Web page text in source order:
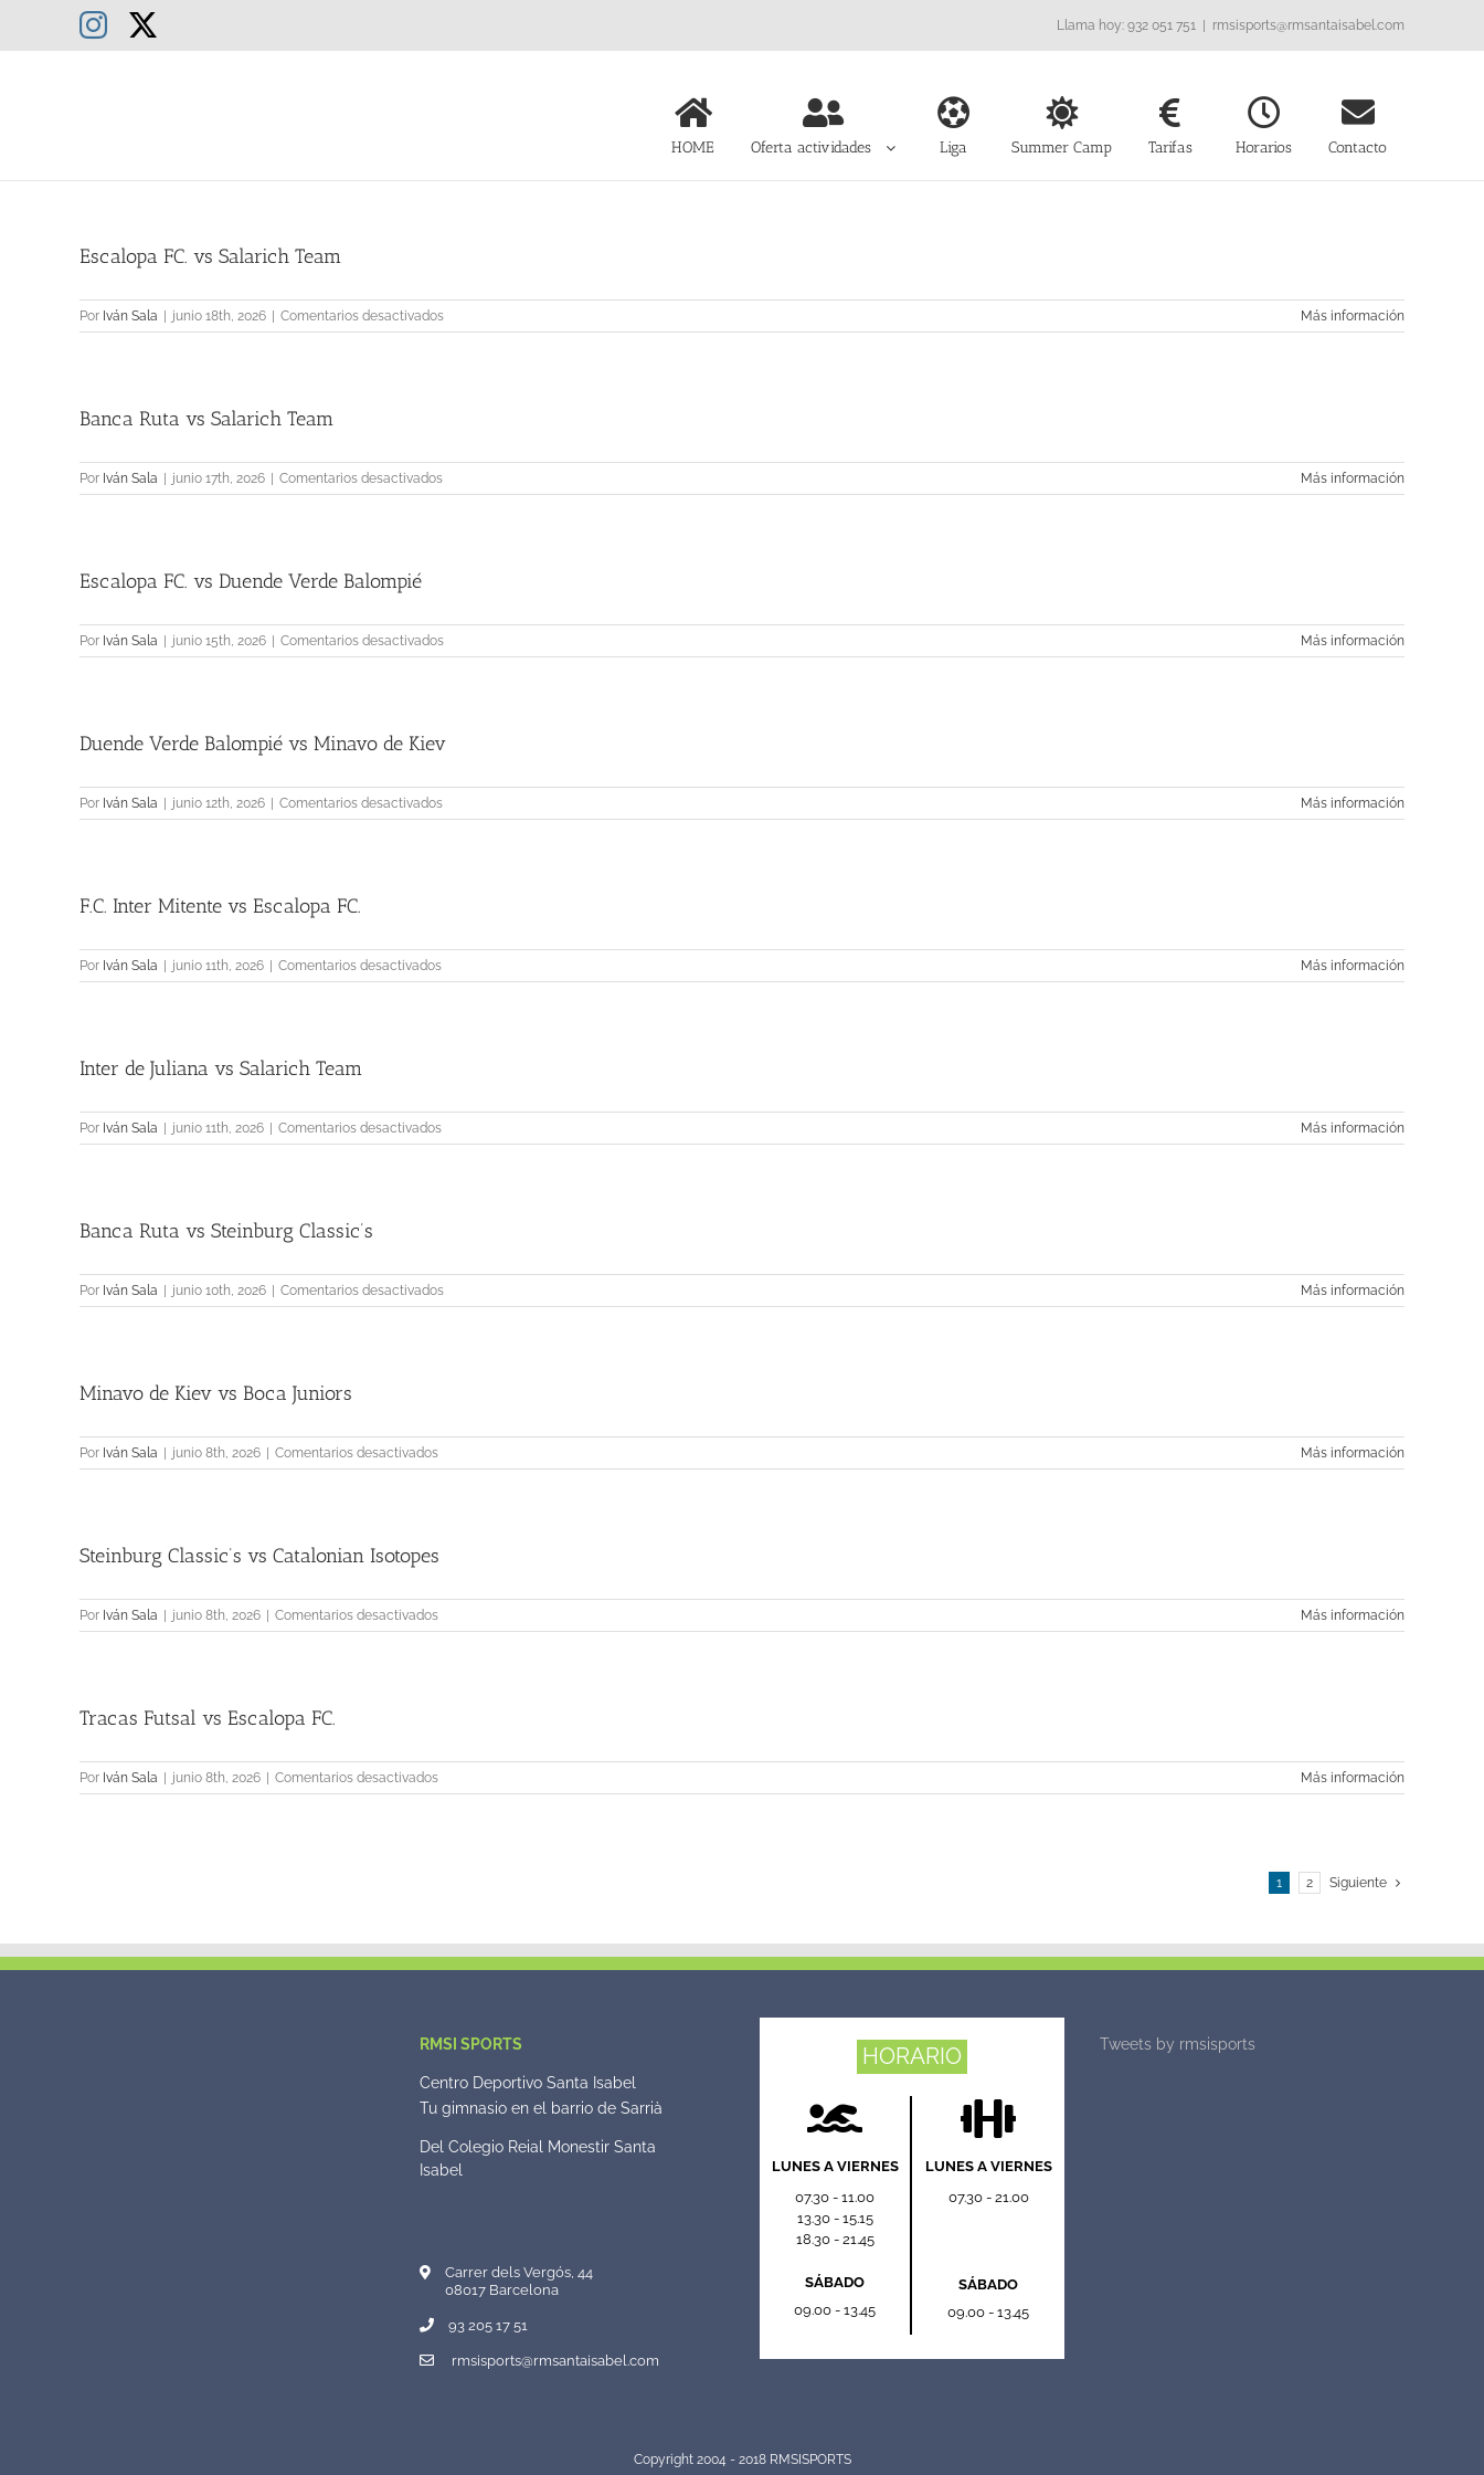
contenido
Llama hoy: 932 051 751 | rmsisports@rmsantaisabel.com
Instagram
HOME Oferta actividades Liga Summer Camp Tarifas Horarios Contacto
Escalopa FC. vs Salarich Team
Por Iván Sala | junio 18th, 2026 | Comentarios desactivadosen
Escalopa
Más información
Banca Ruta vs Salarich Team
Por Iván Sala | junio 17th, 2026 | Comentarios desactivadosen
Banca
Más información
Escalopa FC. vs Duende Verde Balompié
Por Iván Sala | junio 15th, 2026 | Comentarios desactivadosen
Escalopa
Verde
Más información
Duende Verde Balompié vs Minavo de Kiev
Por Iván Sala | junio 12th, 2026 | Comentarios desactivadosen
Duende
Más información
F.C. Inter Mitente vs Escalopa FC.
Por Iván Sala | junio 11th, 2026 | Comentarios desactivadosen
F.C.
Más información
Inter de Juliana vs Salarich Team
Por Iván Sala | junio 11th, 2026 | Comentarios desactivadosen
Inter
Más información
Banca Ruta vs Steinburg Classic’s
Por Iván Sala | junio 10th, 2026 | Comentarios desactivadosen
Banca
Más información
Minavo de Kiev vs Boca Juniors
Por Iván Sala | junio 8th, 2026 | Comentarios desactivadosen
Minavo
Boca
Más información
Steinburg Classic’s vs Catalonian Isotopes
Por Iván Sala | junio 8th, 2026 | Comentarios desactivadosen
Steinburg
Más información
Tracas Futsal vs Escalopa FC.
Por Iván Sala | junio 8th, 2026 | Comentarios desactivadosen
Tracas
Más información
1 2 Siguiente
RMSI SPORTS
Centro Deportivo Santa Isabel
Tu gimnasio en el barrio de Sarrià
Del Colegio Reial Monestir Santa
Isabel
Carrer dels Vergós, 44
08017 Barcelona
93 205 17 51
rmsisports@rmsantaisabel.com
HORARIO
LUNES A VIERNES
07.30 - 11.00
13.30 - 15.15
18.30 - 21.45
SÁBADO
09.00 - 13.45
LUNES A VIERNES
07.30 - 21.00
SÁBADO
09.00 - 13.45
Tweets by rmsisports
Copyright 2004 - 2018 RMSISPORTS